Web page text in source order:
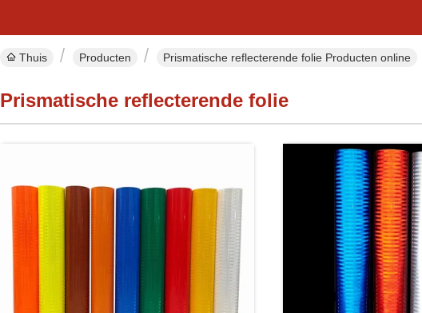
Thuis Producten Prismatische reflecterende folie Producten online
Prismatische reflecterende folie